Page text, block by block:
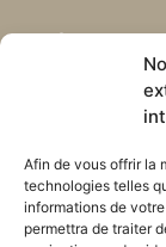
Afin de vous offrir la
technologies telles
informations de
permettra de traiter
Abonnez-
Recevez les
nos